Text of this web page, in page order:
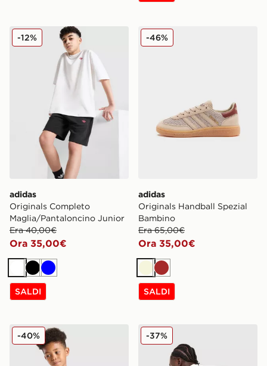
adidas Originals Completo Maglia/Pantaloncino Junior
adidas
Originals Completo
Maglia/Pantaloncino Junior
Era 40,00€
Ora 35,00€
-12%
Bianco
Nero
Blu
SALDI
adidas Originals Handball
adidas
Originals Handball Spezial
Bambino
Era 65,00€
Ora 35,00€
-46%
BeigeMarrone
SALDI
adidas Originals Completo 3 Pezzi Bambino
-40% adidas Originals Maglia
-37%